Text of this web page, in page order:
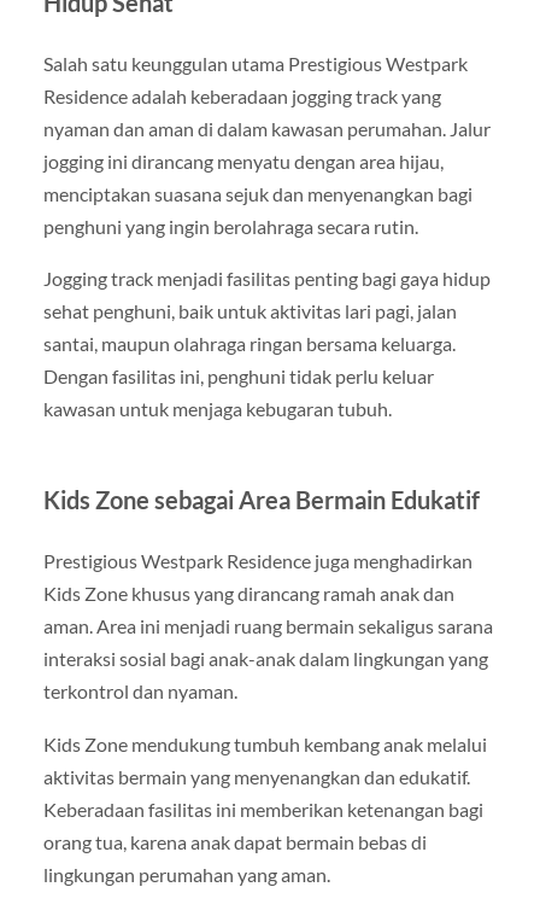
Salah satu keunggulan utama Prestigious Westpark
Residence adalah keberadaan jogging track yang
nyaman dan aman di dalam kawasan perumahan. Jalur
jogging ini dirancang menyatu dengan area hijau,
menciptakan suasana sejuk dan menyenangkan bagi
penghuni yang ingin berolahraga secara rutin.
Jogging track menjadi fasilitas penting bagi gaya hidup
sehat penghuni, baik untuk aktivitas lari pagi, jalan
santai, maupun olahraga ringan bersama keluarga.
Dengan fasilitas ini, penghuni tidak perlu keluar
kawasan untuk menjaga kebugaran tubuh.
Kids Zone sebagai Area Bermain Edukatif
Prestigious Westpark Residence juga menghadirkan
Kids Zone khusus yang dirancang ramah anak dan
aman. Area ini menjadi ruang bermain sekaligus sarana
interaksi sosial bagi anak-anak dalam lingkungan yang
terkontrol dan nyaman.
Kids Zone mendukung tumbuh kembang anak melalui
aktivitas bermain yang menyenangkan dan edukatif.
Keberadaan fasilitas ini memberikan ketenangan bagi
orang tua, karena anak dapat bermain bebas di
lingkungan perumahan yang aman.